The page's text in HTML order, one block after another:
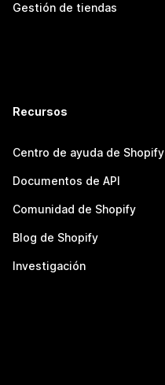
Gestión de tiendas
Recursos
Centro de ayuda de Shopify
Documentos de API
Comunidad de Shopify
Blog de Shopify
Investigación